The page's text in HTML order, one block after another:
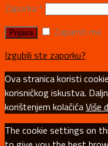
Zaporka *
Zapamti me
Izgubili ste zaporku?
Ova stranica koristi
korisničkog iskustva.
korištenjem kolačićaViše
The cookie settings on